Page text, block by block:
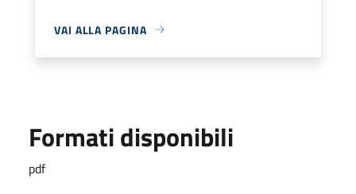
VAI ALLA PAGINA
Formati disponibili
pdf